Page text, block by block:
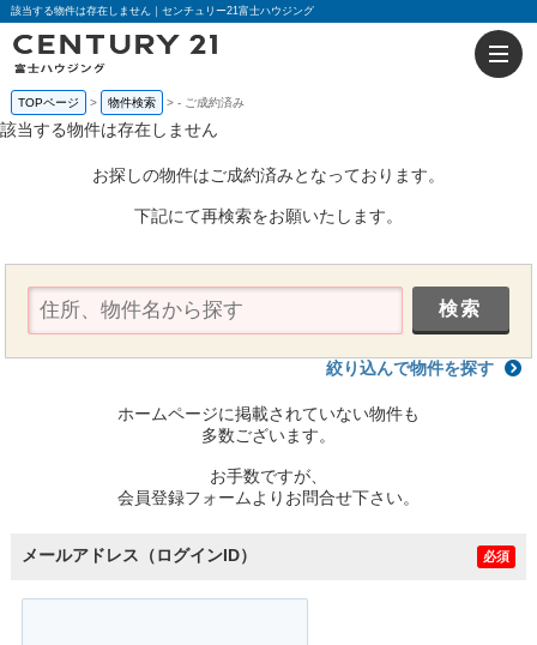
該当する物件は存在しません｜センチュリー21富士ハウジング
TOPページ 物件検索 - ご成約済み
該当する物件は存在しません
お探しの物件はご成約済みとなっております。
下記にて再検索をお願いたします。
絞り込んで物件を探す
ホームページに掲載されていない物件も
多数ございます。
お手数ですが、
会員登録フォームよりお問合せ下さい。
メールアドレス（ログインID） 必須